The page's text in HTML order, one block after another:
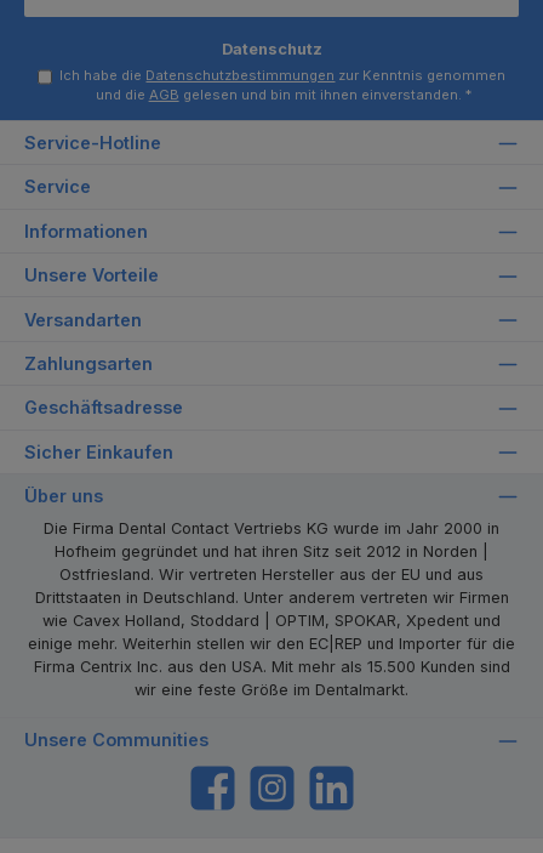
Datenschutz
Ich habe die Datenschutzbestimmungen zur Kenntnis genommen
und die AGB gelesen und bin mit ihnen einverstanden. *
Service-Hotline
Service
Informationen
Unsere Vorteile
Versandarten
Zahlungsarten
Geschäftsadresse
Sicher Einkaufen
Über uns
Die Firma Dental Contact Vertriebs KG wurde im Jahr 2000 in
Hofheim gegründet und hat ihren Sitz seit 2012 in Norden |
Ostfriesland. Wir vertreten Hersteller aus der EU und aus
Drittstaaten in Deutschland. Unter anderem vertreten wir Firmen
wie Cavex Holland, Stoddard | OPTIM, SPOKAR, Xpedent und
einige mehr. Weiterhin stellen wir den EC|REP und Importer für die
Firma Centrix Inc. aus den USA. Mit mehr als 15.500 Kunden sind
wir eine feste Größe im Dentalmarkt.
Unsere Communities
https://www.facebook.com/dentalcontact
Instagram